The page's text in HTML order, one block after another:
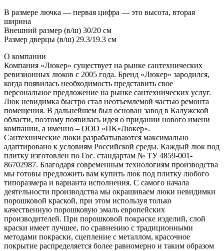
В размере лючка — первая цифра — это высота, вторая
ширина
Внешний размер (в/ш) 30/20 см
Размер дверцы (в/ш) 29.3/19.3 см
О компании
Компания «Люкер» существует на рынке сантехнических
ревизионных люков с 2005 года. Бренд «Люкер» зародился,
когда появилась необходимость представить свое
персональное предложение на рынке сантехнических услуг.
Люк невидимка быстро стал неотъемлемой частью ремонта
помещения. В дальнейшем был основан завод в Калужской
области, поэтому появилась идея о придании нового имени
компании, а именно – ООО «ПК«Люкер».
Сантехнические люки разрабатываются максимально
адаптировано к условиям Российской среды. Каждый люк под
плитку изготовлен по Гос. стандартам № ТУ 4859-001-
86702987. Благодаря современным технологиям производства
мы готовы предложить вам купить люк под плитку любого
типоразмера и варианта исполнения. С самого начала
деятельности производства мы окрашиваем люки невидимки
порошковой краской, при этом используя только
качественную порошковую эмаль европейских
производителей. При порошковой покраске изделий, слой
краски имеет лучшее, по сравнению с традиционными
методами покраски, сцепление с металлом, красочное
покрытие распределяется более равномерно и таким образом